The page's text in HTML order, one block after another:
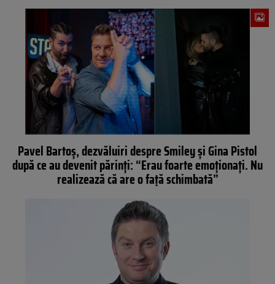
Pavel Bartoș, dezvăluiri despre Smiley și Gina Pistol
după ce au devenit părinți: “Erau foarte emoționați. Nu
realizează că are o față schimbată”